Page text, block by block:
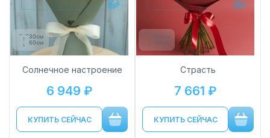
30см
60см
Солнечное настроение
6 949 ₽
КУПИТЬ СЕЙЧАС
50см
60см
Страсть
7 661 ₽
КУПИТЬ СЕЙЧАС